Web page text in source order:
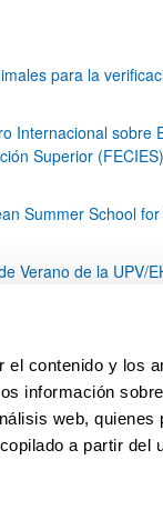
contenido y los
información
web, quienes
a partir del
para la
Internacional sobre
Superior
Summer School
Verano de la UPV/
de los
Use TAB
Página
22 Página
23 ... 79